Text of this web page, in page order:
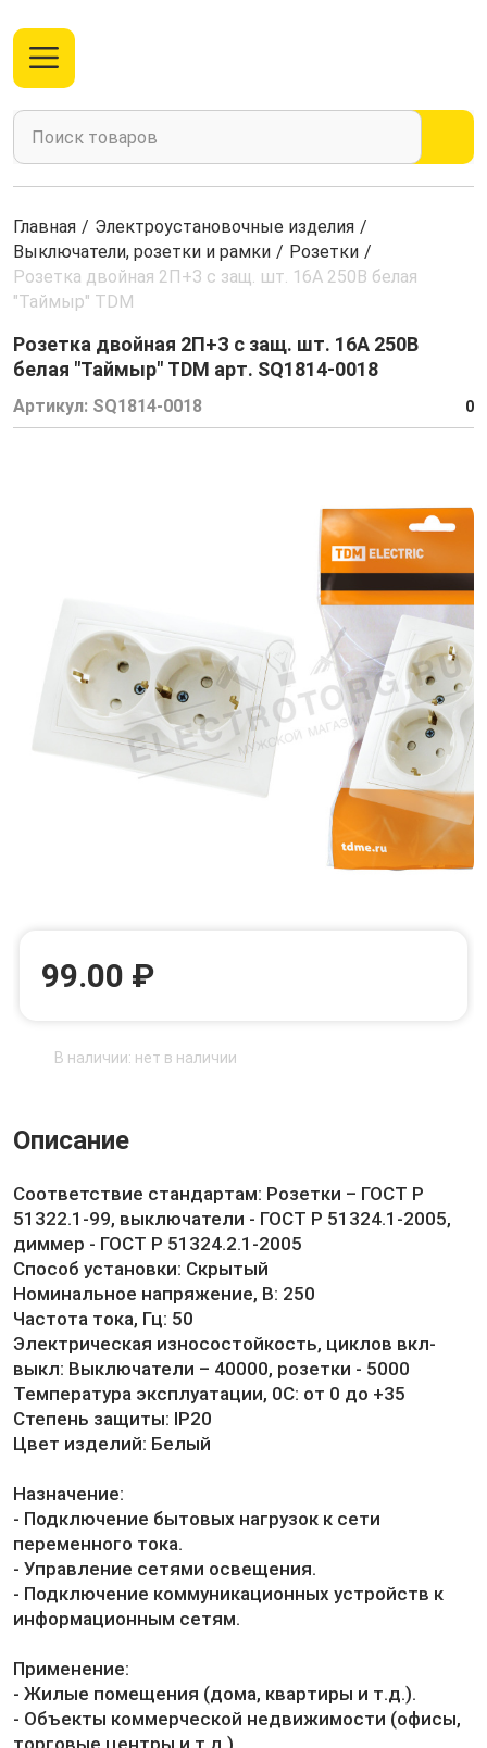
Главная / Электроустановочные изделия /
Выключатели, розетки и рамки / Розетки /
Розетка двойная 2П+З с защ. шт. 16А 250В белая
"Таймыр" TDM
Розетка двойная 2П+З с защ. шт. 16А 250В
белая "Таймыр" TDM арт. SQ1814-0018
Артикул: SQ1814-0018 0
99.00 ₽
В наличии: нет в наличии
Описание
Соответствие стандартам: Розетки – ГОСТ Р
51322.1-99, выключатели - ГОСТ Р 51324.1-2005,
диммер - ГОСТ Р 51324.2.1-2005
Способ установки: Скрытый
Номинальное напряжение, В: 250
Частота тока, Гц: 50
Электрическая износостойкость, циклов вкл-
выкл: Выключатели – 40000, розетки - 5000
Температура эксплуатации, 0C: от 0 до +35
Степень защиты: IP20
Цвет изделий: Белый
Назначение:
- Подключение бытовых нагрузок к сети
переменного тока.
- Управление сетями освещения.
- Подключение коммуникационных устройств к
информационным сетям.
Применение:
- Жилые помещения (дома, квартиры и т.д.).
- Объекты коммерческой недвижимости (офисы,
торговые центры и т.д.).